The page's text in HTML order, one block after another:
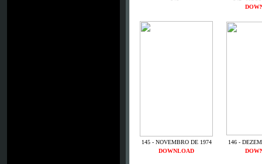
145 - NOVEMBRO DE 1974
146 -
DOWNLOAD